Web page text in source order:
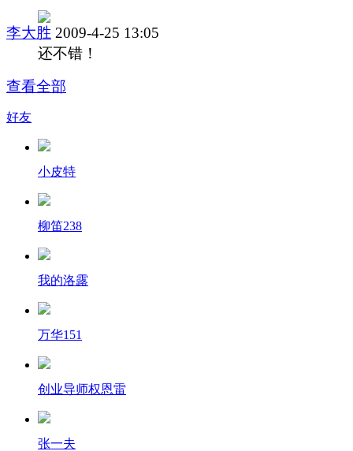
李大胜 2009-4-25 13:05
还不错！
查看全部
好友
小皮特
柳笛238
我的洛露
万华151
创业导师权恩雷
张一夫